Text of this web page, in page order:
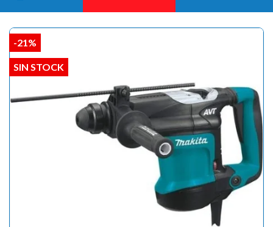
-21%
SIN STOCK